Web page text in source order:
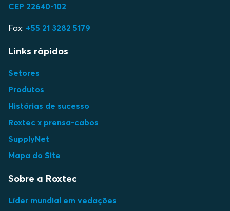
CEP 22640-102
Fax: +55 21 3282 5179
Links rápidos
Setores
Produtos
Histórias de sucesso
Roxtec x prensa-cabos
SupplyNet
Mapa do Site
Sobre a Roxtec
Líder mundial em vedações